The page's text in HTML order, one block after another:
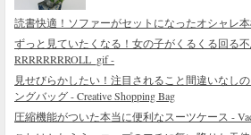
読書快適！ソファーがセットになったオシャレ本
ずっと見ていたくなる！女の子がくるくる回る
RRRRRRRROLL_gif -
見せびらかしたい！注目されること間違いなし
ングバッグ - Creative Shopping Bag
圧縮機能がついた本当に便利なスーツケース -